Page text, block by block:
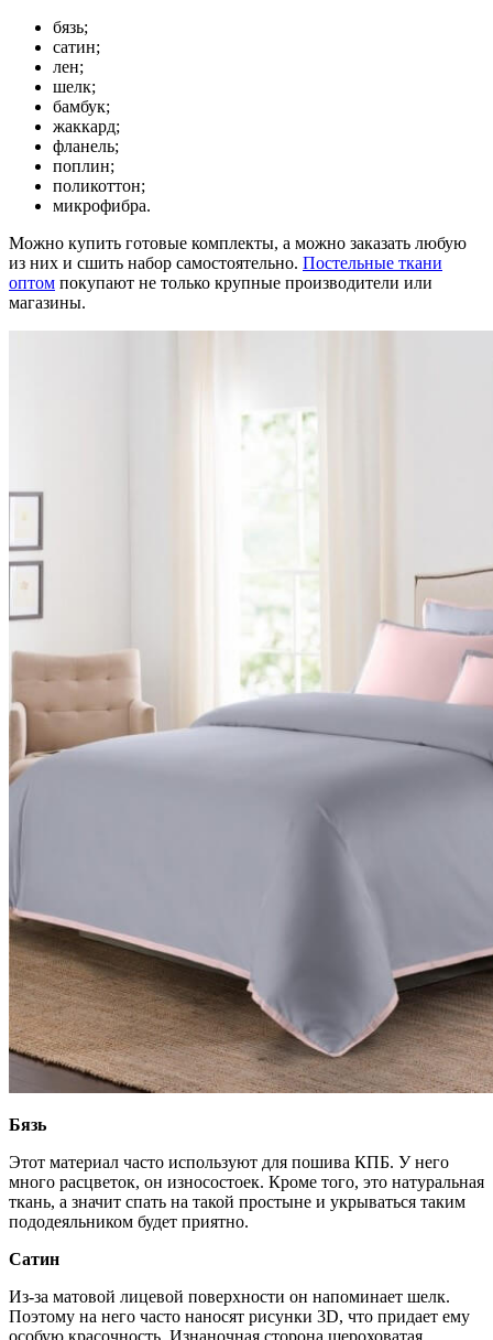
бязь;
сатин;
лен;
шелк;
бамбук;
жаккард;
фланель;
поплин;
поликоттон;
микрофибра.
Можно купить готовые комплекты, а можно заказать любую
из них и сшить набор самостоятельно. Постельные ткани
оптом покупают не только крупные производители или
магазины.
Бязь
Этот материал часто используют для пошива КПБ. У него
много расцветок, он износостоек. Кроме того, это натуральная
ткань, а значит спать на такой простыне и укрываться таким
пододеяльником будет приятно.
Сатин
Из-за матовой лицевой поверхности он напоминает шелк.
Поэтому на него часто наносят рисунки 3D, что придает ему
особую красочность. Изнаночная сторона шероховатая.